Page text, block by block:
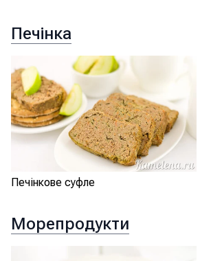
Печінка
Печінкове суфле
Морепродукти